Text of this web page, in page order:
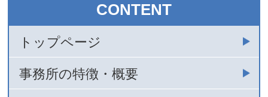
CONTENT
トップページ
事務所の特徴・概要